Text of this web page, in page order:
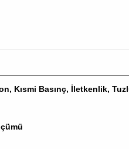
Kısmi Basınç, İletkenlik,